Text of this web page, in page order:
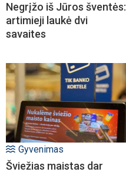
Negrįžo iš Jūros šventės:
artimieji laukė dvi
savaites
Gyvenimas
Šviežias maistas dar